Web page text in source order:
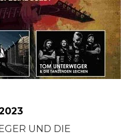
UND DIE